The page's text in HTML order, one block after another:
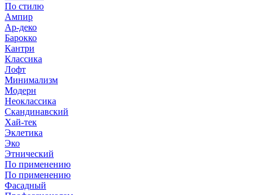
По стилю
Ампир
Ар-деко
Барокко
Кантри
Классика
Лофт
Минимализм
Модерн
Неоклассика
Скандинавский
Хай-тек
Эклетика
Эко
Этнический
По применению
По применению
Фасадный